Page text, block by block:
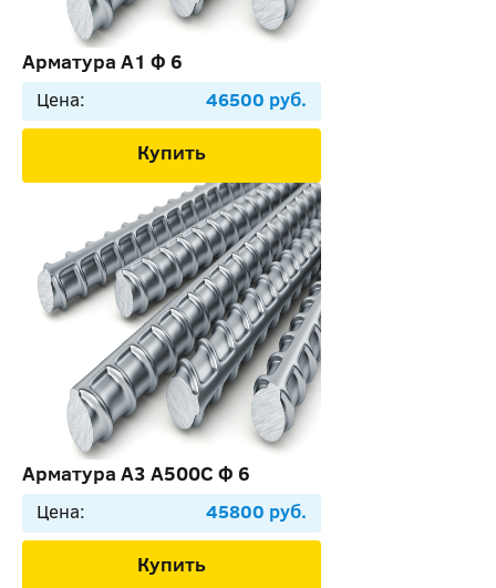
Арматура А1 Ф 6
Цена: 46500 руб.
Купить
Арматура А3 А500С Ф 6
Цена: 45800 руб.
Купить